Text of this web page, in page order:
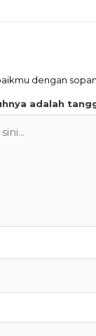
dengan sopan
adalah